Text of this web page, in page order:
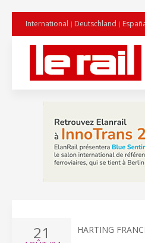
International Deutschland
21 HARTING